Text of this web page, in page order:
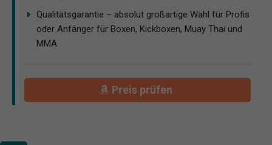
Qualitätsgarantie – absolut großartige Wahl für Profis
oder Anfänger für Boxen, Kickboxen, Muay Thai und
MMA
Preis prüfen